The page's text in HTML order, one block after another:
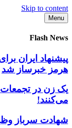
Skip to content
Menu
Flash News
پیشنهاد ایران
هرمز خبرساز شد
یک زن در تجمعات
می‌کنند!
شهادت سرباز